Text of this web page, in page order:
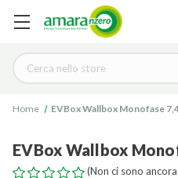
Cerca
Home EVBox Wallbox Monofase
EVBox Wallbox
(Non ci sono